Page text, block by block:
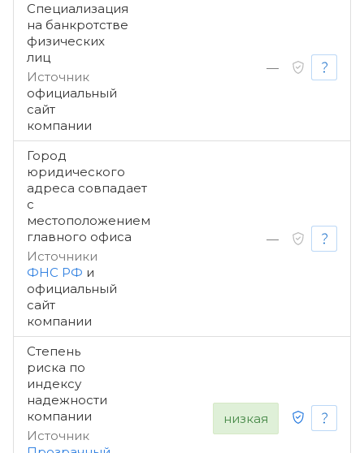
Специализация
на банкротстве
физических
лиц
Источник
официальный
сайт
компании
—
Город
юридического
адреса совпадает
с
местоположением
главного офиса
Источники
ФНС РФ и
официальный
сайт
компании
—
Степень
риска по
индексу
надежности
компании
Источник
низкая